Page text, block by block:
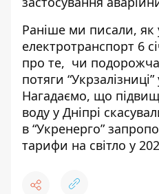
Раніше ми писали, як
електротранспорт 6
про те, чи
потяги
Нагадаємо, що
воду у Дніпрі
в “Укренерго”
тарифи на світло у